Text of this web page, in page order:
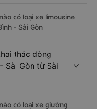
có loại xe limousine
- Sài Gòn
thác dòng
Sài Gòn từ Sài
có loại xe giường